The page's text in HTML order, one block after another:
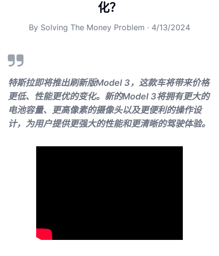
化？
By Solving The Money Problem · 4/13/2024
特斯拉即将推出刷新版Model 3，这款车将带来价格
更低、性能更优的变化。新的Model 3将拥有更大的
电池容量、更高像素的摄像头以及更便利的操作设
计，为用户提供更强大的性能和更清晰的驾驶体验。